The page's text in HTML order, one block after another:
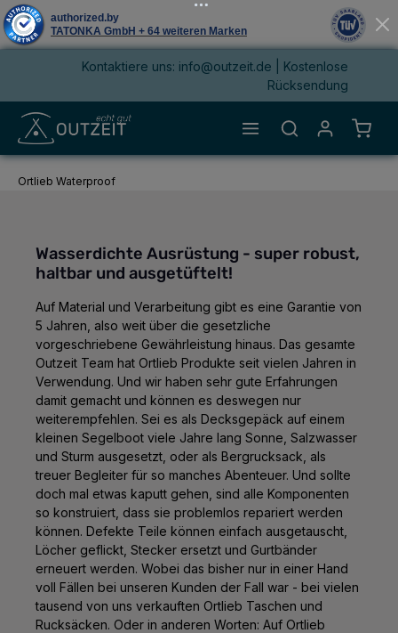
springenKontaktiere uns: info@outzeit.de | Kostenlose
Rücksendung
Ortlieb Waterproof
Wasserdichte Ausrüstung - super robust,
haltbar und ausgetüftelt!
Auf Material und Verarbeitung gibt es eine Garantie von
5 Jahren, also weit über die gesetzliche
vorgeschriebene Gewährleistung hinaus. Das gesamte
Outzeit Team hat Ortlieb Produkte seit vielen Jahren in
Verwendung. Und wir haben sehr gute Erfahrungen
damit gemacht und können es deswegen nur
weiterempfehlen. Sei es als Decksgepäck auf einem
kleinen Segelboot viele Jahre lang Sonne, Salzwasser
und Sturm ausgesetzt, oder als Bergrucksack, als
treuer Begleiter für so manches Abenteuer. Und sollte
doch mal etwas kaputt gehen, sind alle Komponenten
so konstruiert, dass sie problemlos repariert werden
können. Defekte Teile können einfach ausgetauscht,
Löcher geflickt, Stecker ersetzt und Gurtbänder
erneuert werden. Wobei das bisher nur in einer Hand
voll Fällen bei unseren Kunden der Fall war - bei vielen
tausend von uns verkauften Ortlieb Taschen und
Rucksäcken. Oder in anderen Worten: Auf Ortlieb